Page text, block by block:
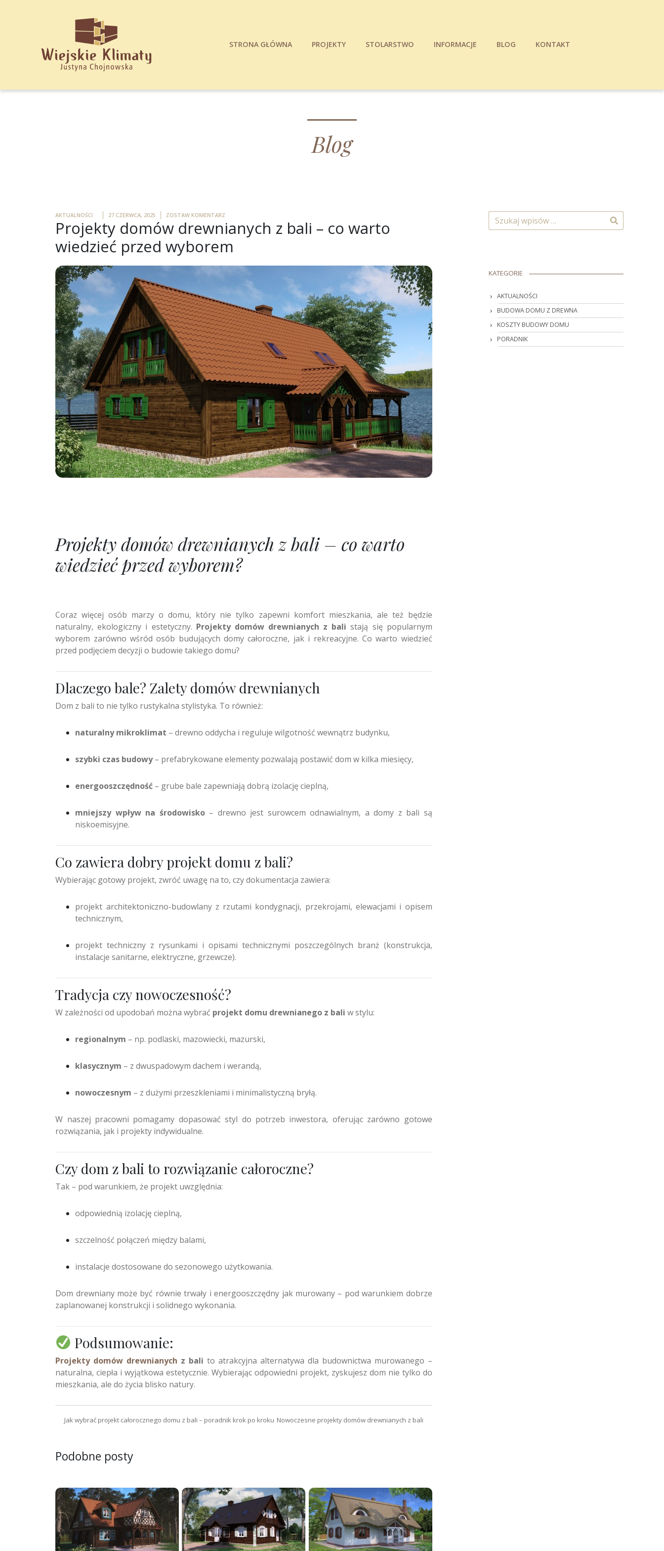
STRONA GŁÓWNA PROJEKTY STOLARSTWO INFORMACJE BLOG KONTAKT
Blog
AKTUALNOŚCI 27 CZERWCA, 2025 ZOSTAW KOMENTARZ
Projekty domów drewnianych z bali – co warto
wiedzieć przed wyborem
Projekty domów drewnianych z bali – co warto
wiedzieć przed wyborem?
Coraz więcej osób marzy o domu, który nie tylko zapewni komfort mieszkania, ale też będzie
naturalny, ekologiczny i estetyczny. Projekty domów drewnianych z bali stają się popularnym
wyborem zarówno wśród osób budujących domy całoroczne, jak i rekreacyjne. Co warto wiedzieć
przed podjęciem decyzji o budowie takiego domu?
Dlaczego bale? Zalety domów drewnianych
Dom z bali to nie tylko rustykalna stylistyka. To również:
naturalny mikroklimat – drewno oddycha i reguluje wilgotność wewnątrz budynku,
szybki czas budowy– prefabrykowane elementy pozwalają postawić dom w kilka miesięcy,
energooszczędność – grube bale zapewniają dobrą izolację cieplną,
mniejszy wpływ na środowisko– drewno jest surowcem odnawialnym, a domy z bali są
niskoemisyjne.
Co zawiera dobry projekt domu z bali?
Wybierając gotowy projekt, zwróć uwagę na to, czy dokumentacja zawiera:
projekt architektoniczno-budowlany z rzutami kondygnacji, przekrojami, elewacjami i opisem
technicznym,
projekt techniczny z rysunkami i opisami technicznymi poszczególnych branż (konstrukcja,
instalacje sanitarne, elektryczne, grzewcze).
Tradycja czy nowoczesność?
W zależności od upodobań można wybrać projekt domu drewnianego z bali w stylu:
regionalnym – np. podlaski, mazowiecki, mazurski,
klasycznym – z dwuspadowym dachem i werandą,
nowoczesnym – z dużymi przeszkleniami i minimalistyczną bryłą.
W naszej pracowni pomagamy dopasować styl do potrzeb inwestora, oferując zarówno gotowe
rozwiązania, jak i projekty indywidualne.
Czy dom z bali to rozwiązanie całoroczne?
Tak – pod warunkiem, że projekt uwzględnia:
odpowiednią izolację cieplną,
szczelność połączeń między balami,
instalacje dostosowane do sezonowego użytkowania.
Dom drewniany może być równie trwały i energooszczędny jak murowany – pod warunkiem dobrze
zaplanowanej konstrukcji i solidnego wykonania.
Podsumowanie:
Projekty domów drewnianych z bali to atrakcyjna alternatywa dla budownictwa murowanego –
naturalna, ciepła i wyjątkowa estetycznie. Wybierając odpowiedni projekt, zyskujesz dom nie tylko do
mieszkania, ale do życia blisko natury.
Nawigacja wpisu
Jak wybrać projekt całorocznego domu z bali – poradnik krok po kroku Nowoczesne projekty domów drewnianych z bali
Podobne posty
Search
KATEGORIE
AKTUALNOŚCI
BUDOWA DOMU Z DREWNA
KOSZTY BUDOWY DOMU
PORADNIK